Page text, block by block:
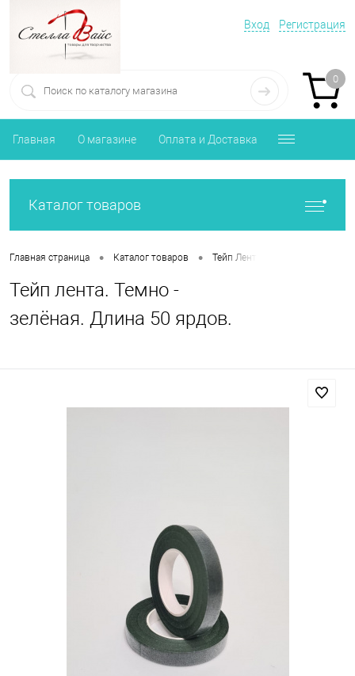
Вход Регистрация
0
Главная О магазине Оплата и Доставка
Каталог товаров
Главная страница • Каталог товаров • Тейп Лента
Тейп лента. Темно -
зелёная. Длина 50 ярдов.